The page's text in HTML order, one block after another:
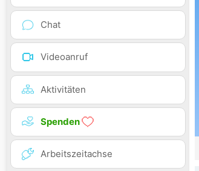
Chat
Videoanruf
Aktivitäten
Spenden
Arbeitszeitachse